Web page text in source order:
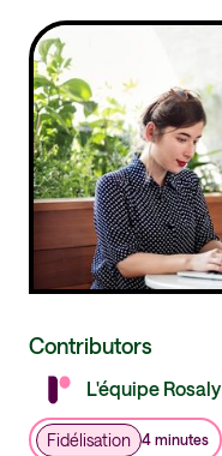
Contributors
L'équipe Rosaly
Fidélisation 4 minutes